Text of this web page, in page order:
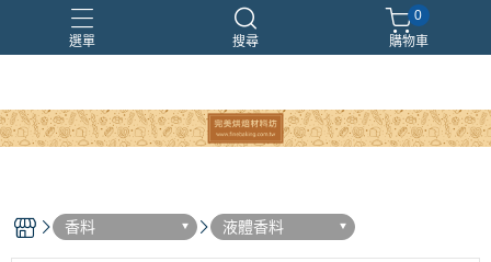
選單 搜尋
0
購物車
香料 液體香料